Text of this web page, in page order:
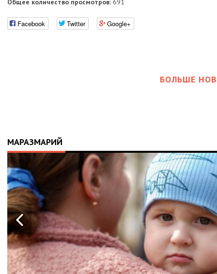
Общее количество просмотров: 691
Facebook Twitter Google+
БОЛЬШЕ
МАРАЗМАРИЙ